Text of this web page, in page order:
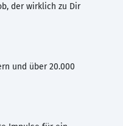
der wirklich zu Dir
und über 20.000